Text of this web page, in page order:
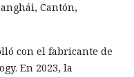
Cantón,
con el fabricante de
En 2023, la